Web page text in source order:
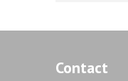
Contact